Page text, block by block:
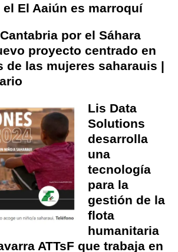
el El Aaiún es marroquí
por el Sáhara
proyecto centrado en
de las mujeres saharauis |
Lis Data
Solutions
desarrolla
una
tecnología
para la
gestión de la
flota
humanitaria
ATTsF que trabaja en